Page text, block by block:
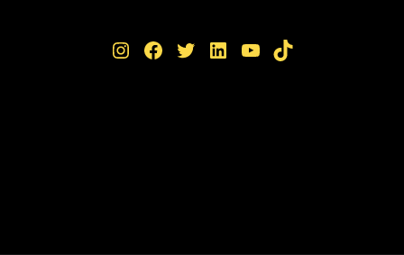
Instagram Facebook Twitter LinkedIn YouTube TikTok